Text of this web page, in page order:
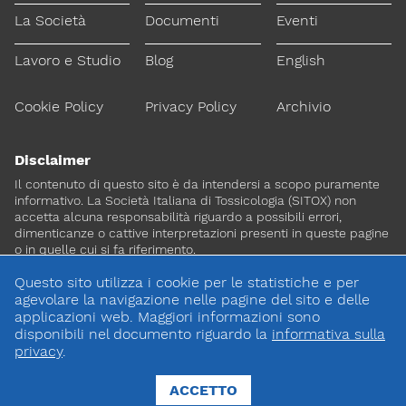
La Società
Documenti Eventi
Lavoro e Studio Blog English
Cookie Policy Privacy Policy Archivio
Disclaimer
Il contenuto di questo sito è da intendersi a scopo puramente
informativo. La Società Italiana di Tossicologia (SITOX) non
accetta alcuna responsabilità riguardo a possibili errori,
dimenticanze o cattive interpretazioni presenti in queste pagine
o in quelle cui si fa riferimento.
Per maggiori informazioni e
approfondimenti
CONTATTACI
Dona il 5 per 1000 a SITOX
Questo sito utilizza i cookie per le statistiche e per
agevolare la navigazione nelle pagine del sito e delle
applicazioni web. Maggiori informazioni sono
disponibili nel documento riguardo la informativa sulla
privacy.
ACCETTO